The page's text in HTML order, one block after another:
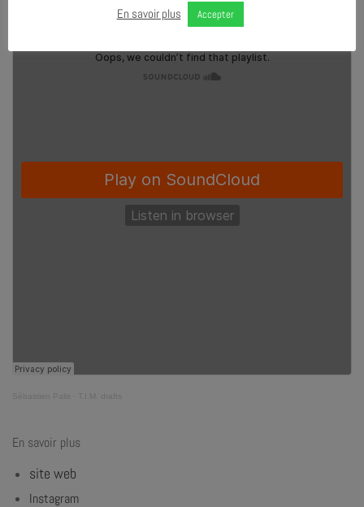
Sébastien Palis T.I.M. drafts
En savoir plus
site web
Instagram
En savoir plus Accepter